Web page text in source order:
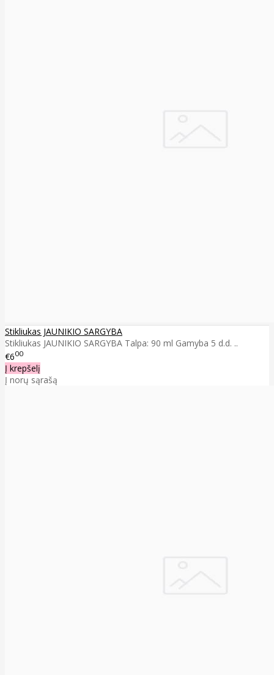
Stikliukas JAUNIKIO SARGYBA
Stikliukas JAUNIKIO SARGYBA Talpa: 90 ml Gamyba 5 d.d. ..
€600
Į krepšelį
Į norų sąrašą